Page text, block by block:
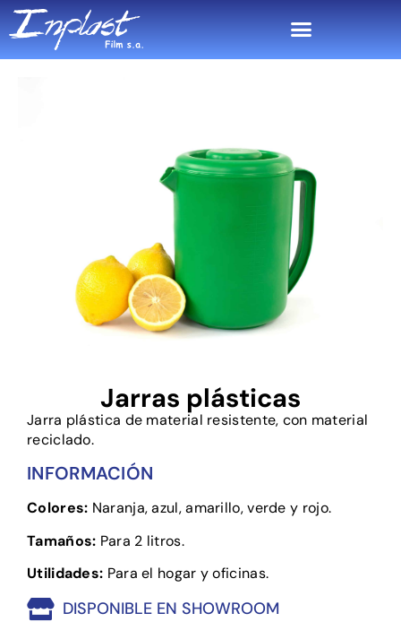
Jarras plásticas
Jarra plástica de material resistente, con material
reciclado.
INFORMACIÓN
Colores: Naranja, azul, amarillo, verde y rojo.
Tamaños: Para 2 litros.
Utilidades: Para el hogar y oficinas.
DISPONIBLE EN SHOWROOM